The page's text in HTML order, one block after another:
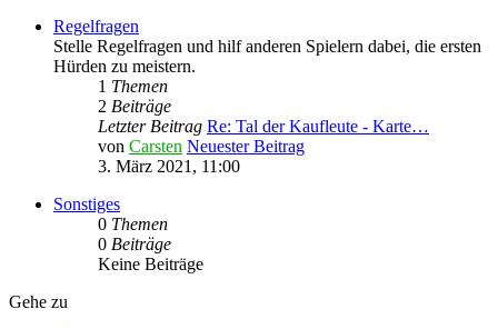
Regelfragen
Stelle Regelfragen und hilf anderen Spielern dabei, die ersten
Hürden zu meistern.
1 Themen
2 Beiträge
Letzter Beitrag Re: Tal der Kaufleute - Karte…
von Carsten Neuester Beitrag
3. März 2021, 11:00
Sonstiges
0 Themen
0 Beiträge
Keine Beiträge
Gehe zu